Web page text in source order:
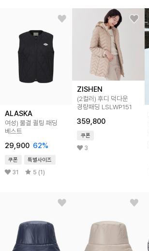
ALASKA
여성) 물결 퀼팅 패딩
베스트
29,900 62%
쿠폰 특별사이즈
31 5 (1)
ZISHEN
(2컬러) 후디 덕다운
경량패딩 LSLWP151
359,800
쿠폰
3